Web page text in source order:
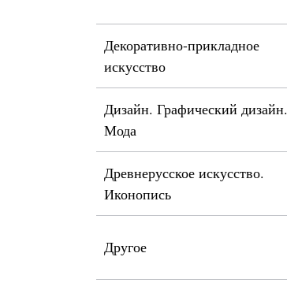
Декоративно-прикладное
искусство
Дизайн. Графический дизайн.
Мода
Древнерусское искусство.
Иконопись
Другое